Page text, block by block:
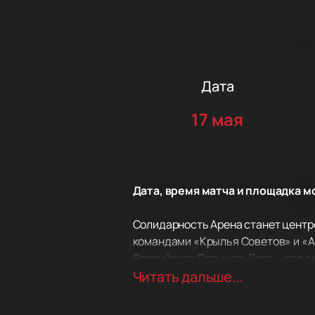
Дата
17 мая
Дата, время матча и площадка
Солидарность Арена станет
командами «Крылья Советов» и
Российская Премьер-Лига — это
амбициозные клубы страны.
Читать дальше...